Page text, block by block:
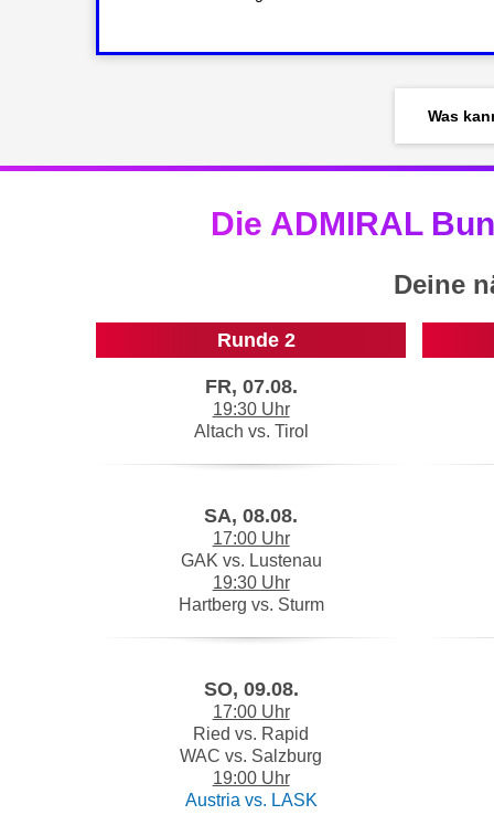
20
22
30
33
35
36
40
41
42
27
30
31
33
35
36
Was
Die ADMIRAL
Deine
Runde 2
FR, 07.08.
19:30 Uhr
Altach vs. Tirol
SA, 08.08.
17:00 Uhr
GAK vs. Lustenau
19:30 Uhr
Hartberg vs. Sturm
SO, 09.08.
17:00 Uhr
Ried vs. Rapid
WAC vs. Salzburg
19:00 Uhr
Austria vs. LASK